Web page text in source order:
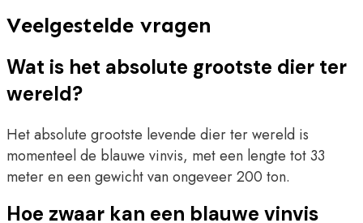
Veelgestelde vragen
Wat is het absolute grootste dier ter
wereld?
Het absolute grootste levende dier ter wereld is
momenteel de blauwe vinvis, met een lengte tot 33
meter en een gewicht van ongeveer 200 ton.
Hoe zwaar kan een blauwe vinvis